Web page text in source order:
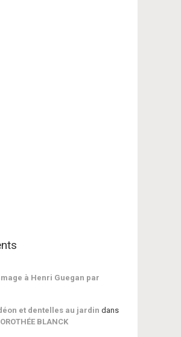
à Henri Guegan par
et dentelles au jardin dans
BLANCK